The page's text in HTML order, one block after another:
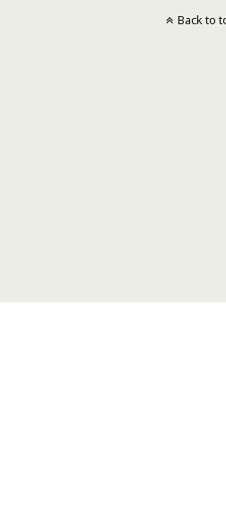
Back to